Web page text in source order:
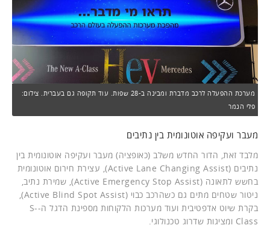
מערכת ההפעלה לרכב מדברת ומבינה ב-28 שפות. עוד תקופה גם בעברית. צילום:
פלי הנמר
מעבר ועקיפה אוטונומית בין נתיבים
מלבד זאת, הדור החדש משלב (כאופציה) מעבר ועקיפה אוטונומית בין
נתיבים (Active Lane Changing Assist), עצירת חירום אוטונומית
בחשש לתאונה (Active Emergency Stop Assist), שמירת נתיב,
ניטור שטחים מתים גם כשהרכב כבוי (Active Blind Spot Assist),
בקרת שיוט אדפטיבית ועוד מערכות הלקוחות מספינת הדגל ה-S-
Class ומציגות שדרוג טכנולוגי.